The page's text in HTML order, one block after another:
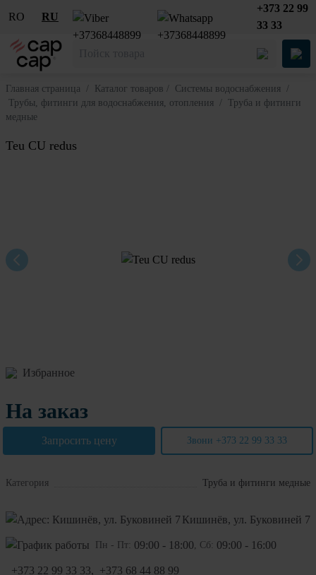
RO RU
+373 22 99
33 33
Главная страница / Каталог товаров / Системы водоснабжения /
Трубы, фитинги для водоснабжения, отопления / Труба и фитинги
медные
Teu CU redus
Избранное
На заказ
Запросить цену Звони +373 22 99 33 33
Категория Труба и фитинги медные
Кишинёв, ул. Буковиней 7
Пн - Пт: 09:00 - 18:00, Сб: 09:00 - 16:00
+373 22 99 33 33, +373 68 44 88 99